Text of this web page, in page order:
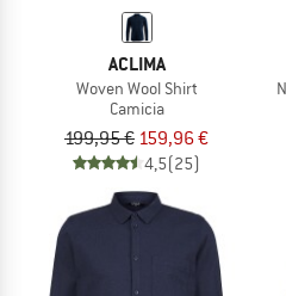
ACLIMA
Woven Wool Shirt
Camicia
199,95 € 159,96 €
4,5(25)